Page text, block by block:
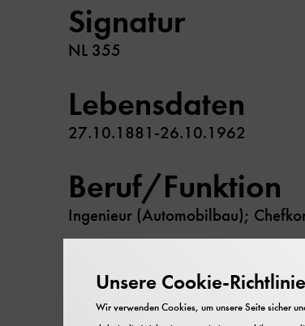
Signatur
NL 355
Lebensdaten
27.10.1881-26.10.1962
Beruf/Funktion
Ingenieur (Automobilbau);
Inhalt
Biografische Unterlagen;
Büssing (1843-1929)
Unsere Cookie-
Wir verwenden Cookies, um unsere Seite sicher